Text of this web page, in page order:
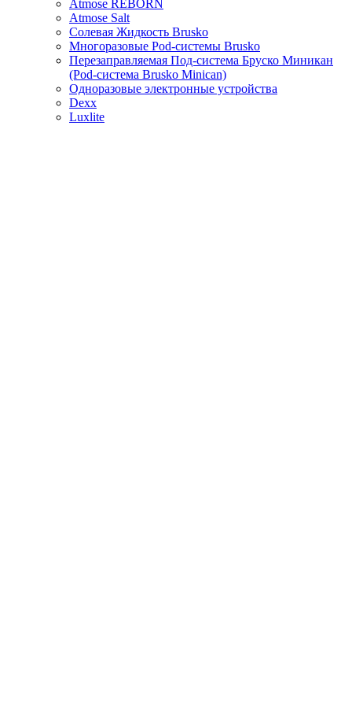
Atmose REBORN
Atmose Salt
Солевая Жидкость Brusko
Многоразовые Pod-системы Brusko
Перезаправляемая Под-система Бруско Миникан
(Pod-система Brusko Minican)
Одноразовые электронные устройства
Dexx
Luxlite